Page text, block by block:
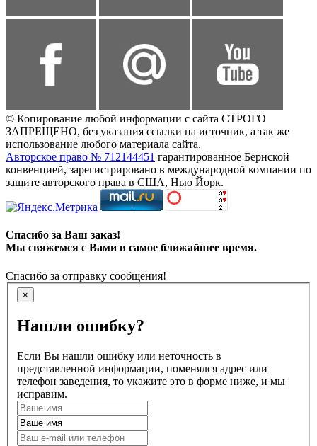
© Копирование любой информации с сайта СТРОГО
ЗАПРЕЩЕНО, без указания ссылки на источник, а так же
использование любого материала сайта.
Авторское право № 712144451 гарантированное Бернской
конвенцией, зарегистрировано в международной компании по
защите авторского права в США, Нью Йорк.
Спасибо за Ваш заказ!
Мы свяжемся с Вами в самое ближайшее время.
Спасибо за отправку сообщения!
×
Нашли ошибку?
Если Вы нашли ошибку или неточность в
представленной информации, поменялся адрес или
телефон заведения, то укажите это в форме ниже, и мы
исправим.